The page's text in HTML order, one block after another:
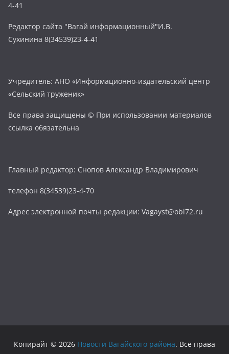
4-41
Редактор сайта "Вагай информационный"И.В.
Сухинина 8(34539)23-4-41
Учредитель: АНО «Информационно-издательский центр
«Сельский труженик»
Все права защищены © При использовании материалов
ссылка обязательна
Главный редактор: Снопов Александр Владимирович
телефон 8(34539)23-4-70
Адрес электронной почты редакции: Vagayst@obl72.ru
Копирайт © 2026 Новости Вагайского района. Все права